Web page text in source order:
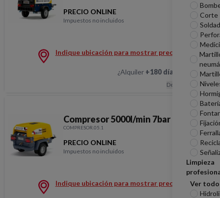
Corte
Limpieza
Ver todo
PRECIO ONLINE
Impuestos no incluidos
Compresor 6200l/min
Indique ubicación para mostrar precios
¿Alquiler +180 días Hablemos
Descripción
Compresor 5000l/min 7bar
COMPRESOR.05.1
PRECIO ONLINE
Impuestos no incluidos
Compresor 5000l/min
Indique ubicación para mostrar precios